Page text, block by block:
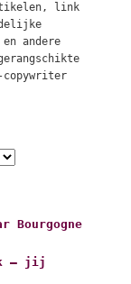
link
andere
copywriter
Bourgogne
– jij